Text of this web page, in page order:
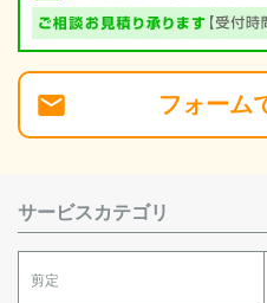
フォーム
サービスカテゴリ
剪定